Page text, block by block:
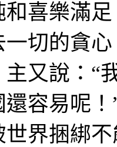
喜樂滿
切的貪
主又說：“
容易呢！
界捆綁